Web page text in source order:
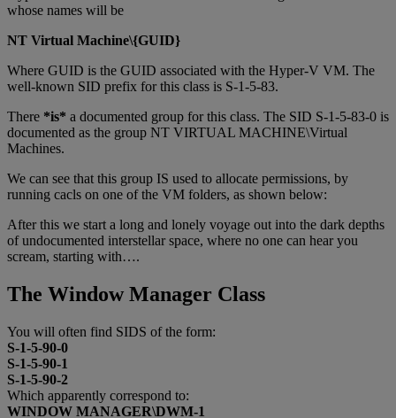
whose names will be
NT Virtual Machine\{GUID}
Where GUID is the GUID associated with the Hyper-V VM. The
well-known SID prefix for this class is S-1-5-83.
There *is* a documented group for this class. The SID S-1-5-83-0 is
documented as the group NT VIRTUAL MACHINE\Virtual
Machines.
We can see that this group IS used to allocate permissions, by
running cacls on one of the VM folders, as shown below:
After this we start a long and lonely voyage out into the dark depths
of undocumented interstellar space, where no one can hear you
scream, starting with….
The Window Manager Class
You will often find SIDS of the form:
S-1-5-90-0
S-1-5-90-1
S-1-5-90-2
Which apparently correspond to:
WINDOW MANAGER\DWM-1